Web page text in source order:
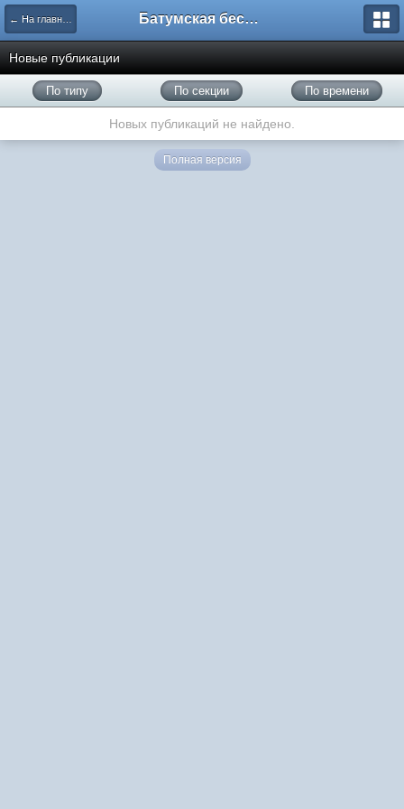
← На главную Батумская беседка
Новые публикации
По типу По секции По времени
Новых публикаций не найдено.
Полная версия